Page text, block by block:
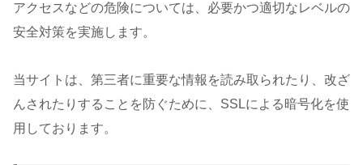
アクセスなどの危険については、必要かつ適切なレベルの
安全対策を実施します。
当サイトは、第三者に重要な情報を読み取られたり、改ざ
んされたりすることを防ぐために、SSLによる暗号化を使
用しております。